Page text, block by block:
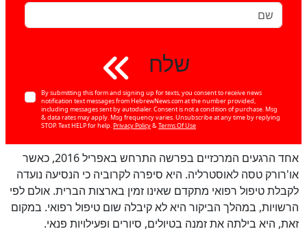
שלח
By submitting this form and signing up for texts, you consent to receive news
notification text messages from HebrewNews.com at the number provided,
including messages sent by autodialer. Consent is not a condition of purchase. Msg
& data rates may apply. Msg frequency varies. Unsubscribe at any time by replying
STOP. Text HELP for help. Privacy Policy& Terms Of Use
אחד הרגעים המרכזיים בפרשה התרחש באפריל 2016, כאשר
או'רורק טסה לאוסטרליה. היא סיפרה לקרוביה כי הנסיעה נועדה
לקבלת טיפול רפואי מתקדם שאינו זמין בארצות הברית. אולם לפי
הרשויות, במהלך הביקור היא לא קיבלה שום טיפול רפואי. במקום
זאת, היא בילתה את זמנה בטיולים, סיורים ופעילויות פנאי.